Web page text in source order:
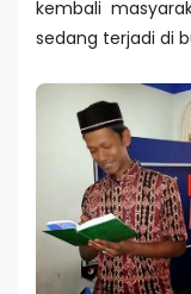
kembali
sedang terjadi di